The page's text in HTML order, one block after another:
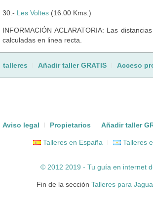
30.- Les Voltes (16.00 Kms.)
INFORMACIÓN ACLARATORIA: Las
calculadas en linea recta.
talleres Añadir taller GRATIS Acceso
Aviso legal Propietarios Añadir taller
Talleres en España Talleres
© 2012 2019 - Tu guía en internet
Fin de la sección Talleres para